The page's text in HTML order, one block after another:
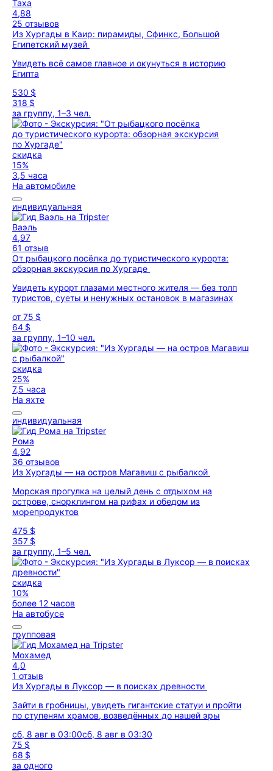
Таха
4,88
25 отзывов
Из Хургады в Каир: пирамиды, Сфинкс, Большой
Египетский музей
Увидеть всё самое главное и окунуться в историю
Египта
530 $
318 $
за группу, 1–3 чел.
скидка
15%
3,5 часа
На автомобиле
индивидуальная
Ваэль
4,97
61 отзыв
От рыбацкого посёлка до туристического курорта:
обзорная экскурсия по Хургаде
Увидеть курорт глазами местного жителя — без толп
туристов, суеты и ненужных остановок в магазинах
от 75 $
64 $
за группу, 1–10 чел.
скидка
25%
7,5 часа
На яхте
индивидуальная
Рома
4,92
36 отзывов
Из Хургады — на остров Магавиш с рыбалкой
Морская прогулка на целый день с отдыхом на
острове, снорклингом на рифах и обедом из
морепродуктов
475 $
357 $
за группу, 1–5 чел.
скидка
10%
более 12 часов
На автобусе
групповая
Мохамед
4,0
1 отзыв
Из Хургады в Луксор — в поисках древности
Зайти в гробницы, увидеть гигантские статуи и пройти
по ступеням храмов, возведённых до нашей эры
сб, 8 авг в 03:00сб, 8 авг в 03:30
75 $
68 $
за одного